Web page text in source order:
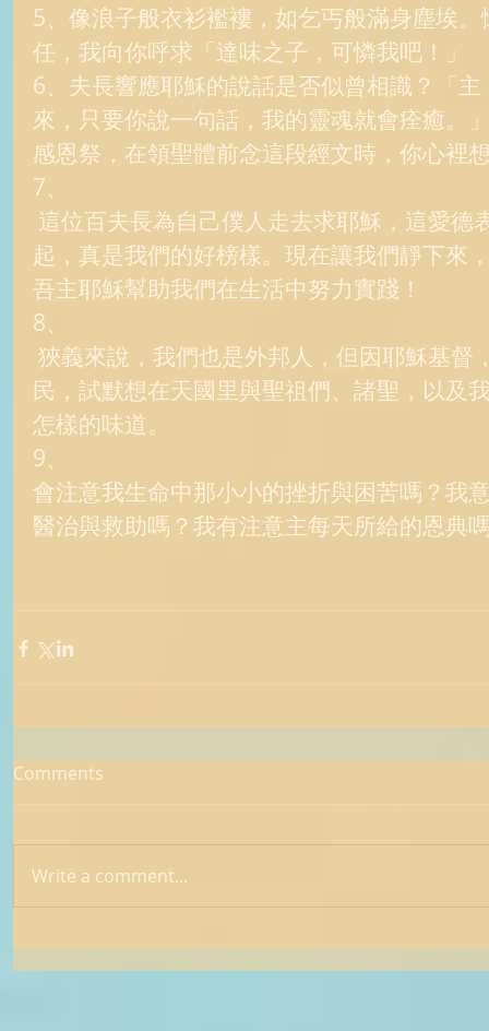
5、像浪子般衣衫襤褸，如乞丐般滿身塵埃
任，我向你呼求「達味之子，可憐我吧！」
6、夫長響應耶穌的說話是否似曾相識？「
來，只要你說一句話，我的靈魂就會痊癒。
感恩祭，在領聖體前念這段經文時，你心裡
7、
起，真是我們的好榜樣。現在讓我們靜下來
吾主耶穌幫助我們在生活中努力實踐！
8、
民，試默想在天國里與聖祖們、諸聖，以及
怎樣的味道。
9、
會注意我生命中那小小的挫折與困苦嗎？我
醫治與救助嗎？我有注意主每天所給的恩典
Comments
Write a comment...